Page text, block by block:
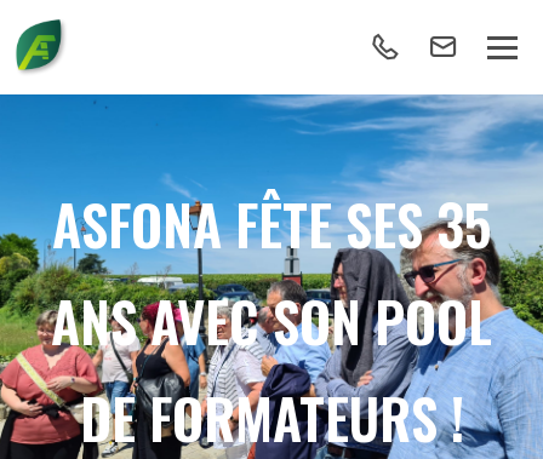
ASFONA FÊTE SES 35
ANS AVEC SON POOL
DE FORMATEURS !